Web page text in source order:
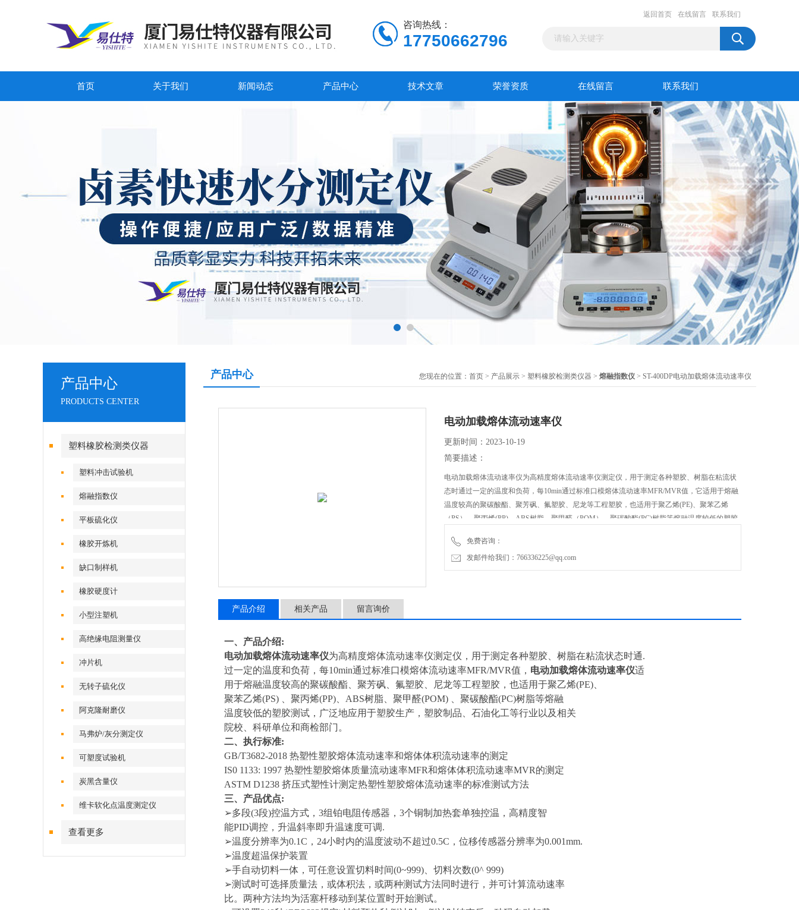
咨询热线：
17750662796
返回首页 在线留言 联系我们
首页 关于我们 新闻动态 产品中心 技术文章 荣誉资质 在线留言 联系我们
产品中心
PRODUCTS CENTER
塑料橡胶检测类仪器
塑料冲击试验机
熔融指数仪
平板硫化仪
橡胶开炼机
缺口制样机
橡胶硬度计
小型注塑机
高绝缘电阻测量仪
冲片机
无转子硫化仪
阿克隆耐磨仪
马弗炉/灰分测定仪
可塑度试验机
炭黑含量仪
维卡软化点温度测定仪
查看更多
产品中心 您现在的位置： 首页 > 产品展示 > 塑料橡胶检测类仪器 > 熔融指数仪 > ST-400DP电动加载熔体流动速率仪
电动加载熔体流动速率仪
更新时间：2023-10-19
简要描述：
电动加载熔体流动速率仪为高精度熔体流动速率仪测定仪，用于测定各种塑胶、树脂在粘流状
态时通过一定的温度和负荷，每10min通过标准口模熔体流动速率MFR/MVR值，它适用于熔融
温度较高的聚碳酸酯、聚芳砜、氟塑胶、尼龙等工程塑胶，也适用于聚乙烯(PE)、聚苯乙烯
（PS）、聚丙烯(PP)、ABS树脂、聚甲醛（POM）、聚碳酸酯(PC)树脂等熔融温度较低的塑胶
免费咨询：
发邮件给我们：766336225@qq.com
产品介绍 相关产品 留言询价
一、产品介绍:
电动加载熔体流动速率仪为高精度熔体流动速率仪测定仪，用于测定各种塑胶、树脂在粘流状态时通.
过一定的温度和负荷，每10min通过标准口模熔体流动速率MFR/MVR值， 电动加载熔体流动速率仪适
用于熔融温度较高的聚碳酸酯、聚芳砜、氟塑胶、尼龙等工程塑胶，也适用于聚乙烯(PE)、
聚苯乙烯(PS) 、聚丙烯(PP)、ABS树脂、聚甲醛(POM) 、聚碳酸酯(PC)树脂等熔融
温度较低的塑胶测试，广泛地应用于塑胶生产，塑胶制品、石油化工等行业以及相关
院校、科研单位和商检部门。
二、执行标准:
GB/T3682-2018 热塑性塑胶熔体流动速率和熔体体积流动速率的测定
IS0 1133: 1997 热塑性塑胶熔体质量流动速率MFR和熔体体积流动速率MVR的测定
ASTM D1238 挤压式塑性计测定热塑性塑胶熔体流动速率的标准测试方法
三、 产品优点:
➢多段(3段)控温方式，3组铂电阻传感器，3个铜制加热套单独控温，高精度智
能PID调控，升温斜率即升温速度可调.
➢温度分辨率为0.1C，24小时内的温度波动不超过0.5C，位移传感器分辨率为0.001mm.
➢温度超温保护装置
➢手自动切料一体，可任意设置切料时间(0~999)、切料次数(0^ 999)
➢测试时可选择质量法，或体积法，或两种测试方法同时进行，并可计算流动速率
比。两种方法均为活塞杆移动到某位置时开始测试。